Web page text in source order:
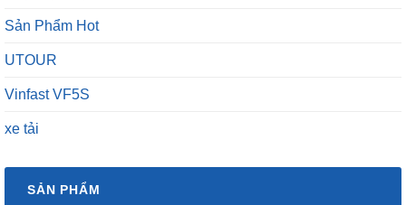
Sản Phẩm Hot
UTOUR
Vinfast VF5S
xe tải
SẢN PHẨM